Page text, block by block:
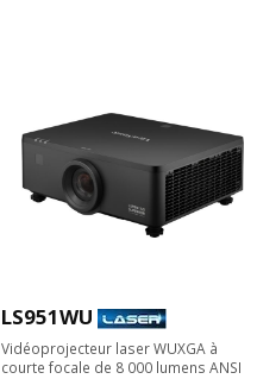
LS951WU
Vidéoprojecteur laser WUXGA à
courte focale de 8 000 lumens ANSI